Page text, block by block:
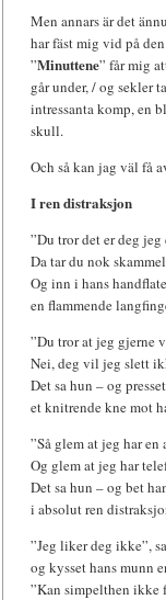
Men annars är det
har fäst mig vid på
”Minuttene” får mig
går under, / og sekler
intressanta komp, en
skull.
Och så kan jag väl få
I ren distraksjon
”Du tror det er deg jeg
Da tar du nok
Og inn i hans
en flammende
”Du tror at jeg gjerne
Nei, deg vil jeg slett
Det sa hun – og
et knitrende kne mot
”Så glem at jeg har en
Og glem at jeg har
Det sa hun – og bet
i absolut ren
”Jeg liker deg ikke”,
og kysset hans munn
”Kan simpelthen ikke